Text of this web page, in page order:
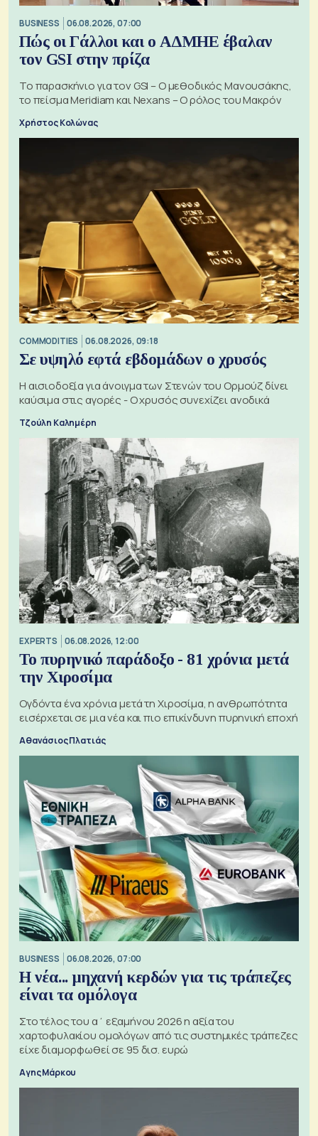
BUSINESS 06.08.2026, 07:00
Πώς οι Γάλλοι και ο ΑΔΜΗΕ έβαλαν
τον GSI στην πρίζα
Το παρασκήνιο για τον GSI – Ο μεθοδικός Μανουσάκης,
το πείσμα Meridiam και Nexans – Ο ρόλος του Μακρόν
Χρήστος Κολώνας
COMMODITIES 06.08.2026, 09:18
Σε υψηλό εφτά εβδομάδων ο χρυσός
Η αισιοδοξία για άνοιγμα των Στενών του Ορμούζ δίνει
καύσιμα στις αγορές - Ο χρυσός συνεχίζει ανοδικά
Τζούλη Καλημέρη
EXPERTS 06.08.2026, 12:00
Το πυρηνικό παράδοξο - 81 χρόνια μετά
την Χιροσίμα
Ογδόντα ένα χρόνια μετά τη Χιροσίμα, η ανθρωπότητα
εισέρχεται σε μια νέα και πιο επικίνδυνη πυρηνική εποχή
Αθανάσιος Πλατιάς
BUSINESS 06.08.2026, 07:00
Η νέα... μηχανή κερδών για τις τράπεζες
είναι τα ομόλογα
Στο τέλος του α΄ εξαμήνου 2026 η αξία του
χαρτοφυλακίου ομολόγων από τις συστημικές τράπεζες
είχε διαμορφωθεί σε 95 δισ. ευρώ
Αγης Μάρκου